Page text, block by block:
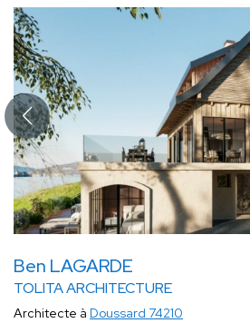
Ben LAGARDE
TOLITA ARCHITECTURE
Architecte à Doussard 74210